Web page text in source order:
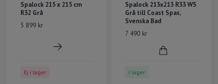
Spalock 215 x 215 cm
R32 Grå
5 899 kr
Ej i lager
Spalock 213x213 R33 WS
Grå till Coast Spas,
Svenska Bad
7 490 kr
I lager